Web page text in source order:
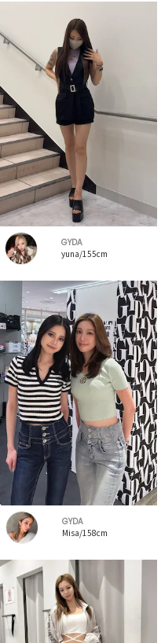
GYDA
yuna/155cm
GYDA
Misa/158cm